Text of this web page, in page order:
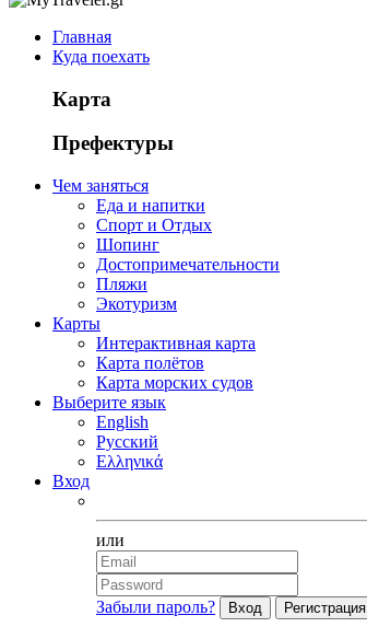
Главная
Куда поехать
Карта
Префектуры
Чем заняться
Еда и напитки
Спорт и Отдых
Шопинг
Достопримечательности
Пляжи
Экотуризм
Карты
Интерактивная карта
Карта полётов
Карта морских судов
Выберите язык
English
Русский
Ελληνικά
Вход
или
Забыли пароль?